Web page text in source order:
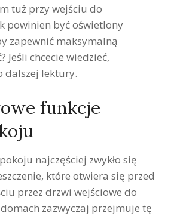
tuż przy wejściu do
powinien być oświetlony
zapewnić maksymalną
Jeśli chcecie wiedzieć,
dalszej lektury.
funkcje
najczęściej zwykło się
które otwiera się przed
przez drzwi wejściowe do
zazwyczaj przejmuje tę